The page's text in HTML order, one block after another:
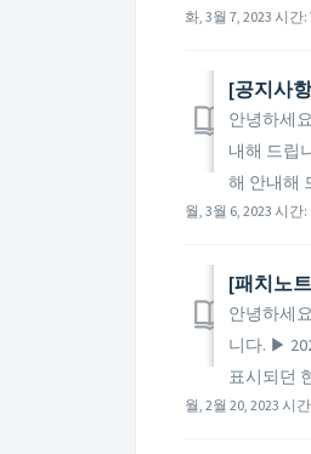
화, 3월 7, 2023 시간:
[공지사
안녕하세
내해 드립
해 안내해
월, 3월 6, 2023 시간:
​[패치노
안녕하세
니다. ▶
표시되던
월, 2월 20, 2023 시